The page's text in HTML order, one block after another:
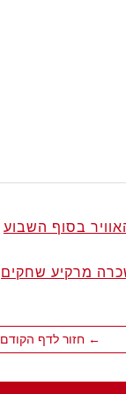
בסוף השבוע
מרקיע שחקים
← חזור לדף הקודם